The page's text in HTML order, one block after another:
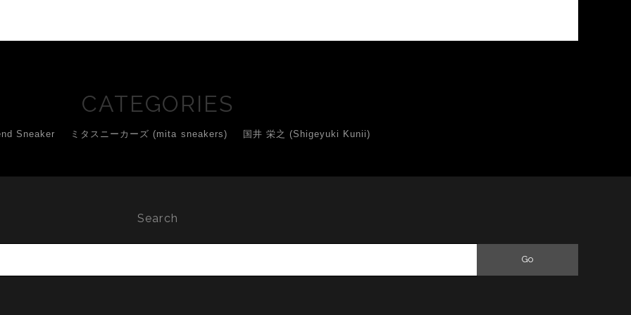
CATEGORIES
Sneaker ミタスニーカーズ (mita sneakers) 国井 栄之 (Shigeyuki Kunii)
Search